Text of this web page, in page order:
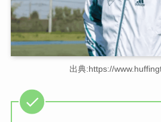
出典:https://